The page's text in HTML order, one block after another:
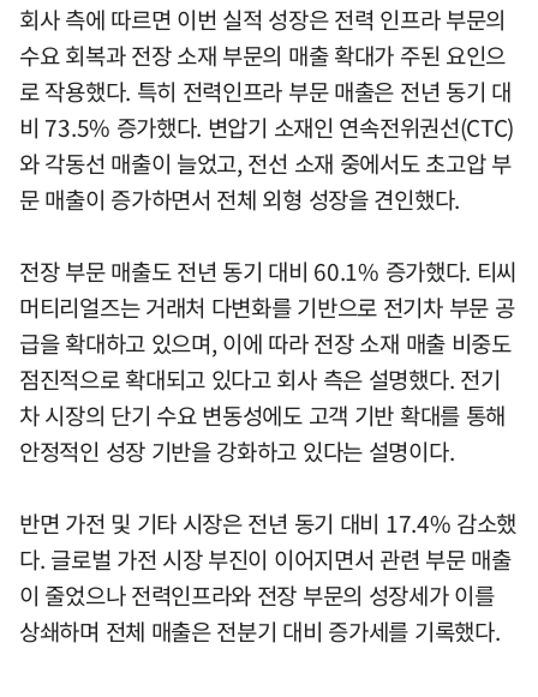
회사 측에 따르면 이번 실적 성장은 전력 인프라 부문의
수요 회복과 전장 소재 부문의 매출 확대가 주된 요인으
로 작용했다. 특히 전력인프라 부문 매출은 전년 동기 대
비 73.5% 증가했다. 변압기 소재인 연속전위권선(CTC)
와 각동선 매출이 늘었고, 전선 소재 중에서도 초고압 부
문 매출이 증가하면서 전체 외형 성장을 견인했다.
전장 부문 매출도 전년 동기 대비 60.1% 증가했다. 티씨
머티리얼즈는 거래처 다변화를 기반으로 전기차 부문 공
급을 확대하고 있으며, 이에 따라 전장 소재 매출 비중도
점진적으로 확대되고 있다고 회사 측은 설명했다. 전기
차 시장의 단기 수요 변동성에도 고객 기반 확대를 통해
안정적인 성장 기반을 강화하고 있다는 설명이다.
반면 가전 및 기타 시장은 전년 동기 대비 17.4% 감소했
다. 글로벌 가전 시장 부진이 이어지면서 관련 부문 매출
이 줄었으나 전력인프라와 전장 부문의 성장세가 이를
상쇄하며 전체 매출은 전분기 대비 증가세를 기록했다.